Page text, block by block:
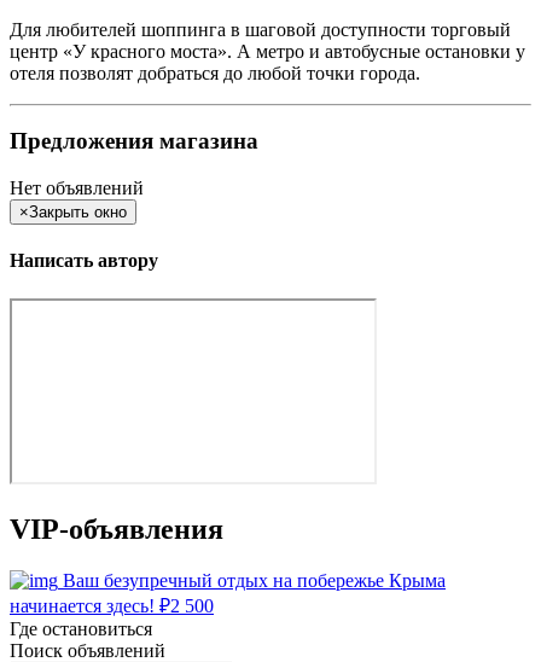
Для любителей шоппинга в шаговой доступности торговый
центр «У красного моста». А метро и автобусные остановки у
отеля позволят добраться до любой точки города.
Предложения магазина
Нет объявлений
×Закрыть окно
Написать автору
VIP-объявления
Ваш безупречный отдых на побережье Крыма
начинается здесь! ₽2 500
Где остановиться
Поиск объявлений